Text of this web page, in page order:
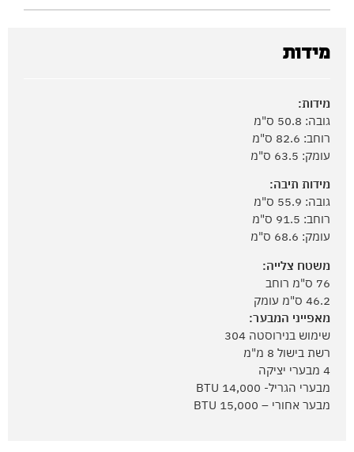
מידות
מידות:
גובה: 50.8 ס"מ
רוחב: 82.6 ס"מ
עומק: 63.5 ס"מ
מידות תיבה:
גובה: 55.9 ס"מ
רוחב: 91.5 ס"מ
עומק: 68.6 ס"מ
משטח צלייה:
76 ס"מ רוחב
46.2 ס"מ עומק
מאפייני המבער:
שימוש בנירוסטה 304
רשת בישול 8 מ"מ
4 מבערי יציקה
מבערי הגריל- 14,000 BTU
מבער אחורי – 15,000 BTU